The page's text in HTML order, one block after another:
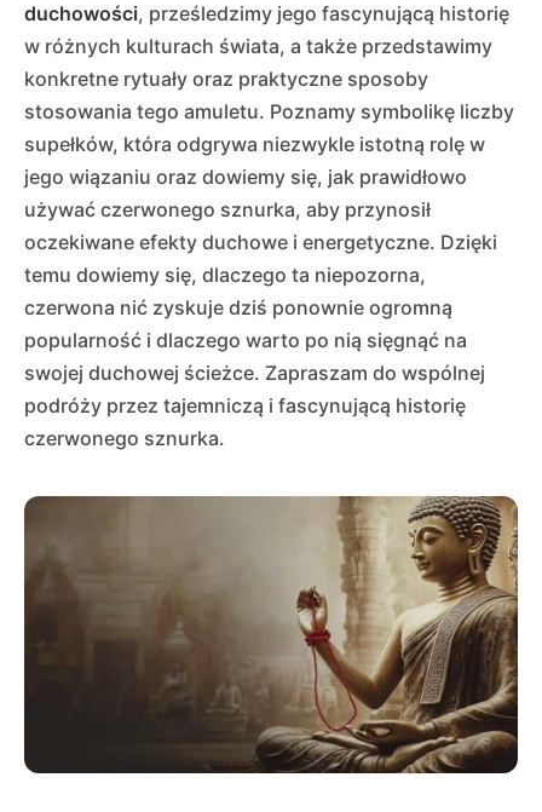
duchowości, prześledzimy jego fascynującą historię
w różnych kulturach świata, a także przedstawimy
konkretne rytuały oraz praktyczne sposoby
stosowania tego amuletu. Poznamy symbolikę liczby
supełków, która odgrywa niezwykle istotną rolę w
jego wiązaniu oraz dowiemy się, jak prawidłowo
używać czerwonego sznurka, aby przynosił
oczekiwane efekty duchowe i energetyczne. Dzięki
temu dowiemy się, dlaczego ta niepozorna,
czerwona nić zyskuje dziś ponownie ogromną
popularność i dlaczego warto po nią sięgnąć na
swojej duchowej ścieżce. Zapraszam do wspólnej
podróży przez tajemniczą i fascynującą historię
czerwonego sznurka.